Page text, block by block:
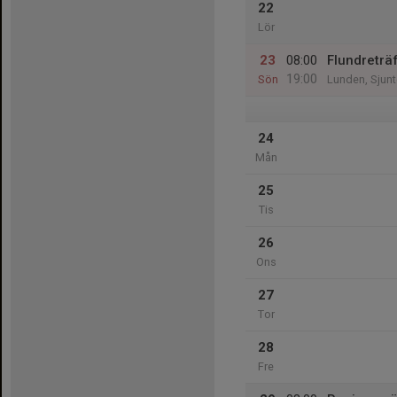
22
Lör
23
Sön
08:00
19:00
Lunden,
24
Mån
25
Tis
26
Ons
27
Tor
28
Fre